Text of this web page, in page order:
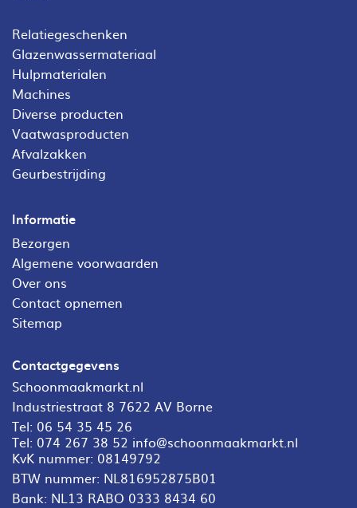
Relatiegeschenken
Glazenwassermateriaal
Hulpmaterialen
Machines
Diverse producten
Vaatwasproducten
Afvalzakken
Geurbestrijding
Informatie
Bezorgen
Algemene voorwaarden
Over ons
Contact opnemen
Sitemap
Contactgegevens
Schoonmaakmarkt.nl
Industriestraat 8 7622 AV Borne
Tel: 06 54 35 45 26
Tel: 074 267 38 52 info@schoonmaakmarkt.nl
KvK nummer: 08149792
BTW nummer: NL816952875B01
Bank: NL13 RABO 0333 8434 60